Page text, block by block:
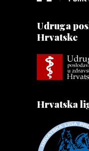
Udruga
Hrvatske
Hrvatska